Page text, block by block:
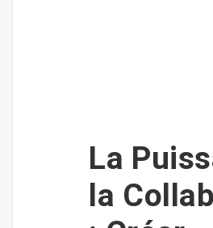
La
la